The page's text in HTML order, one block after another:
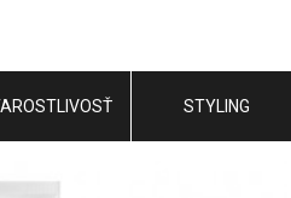
STYLING